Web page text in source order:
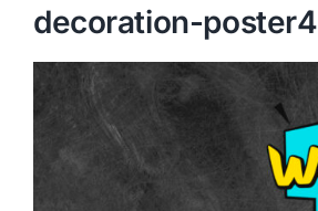
decoration-poster4